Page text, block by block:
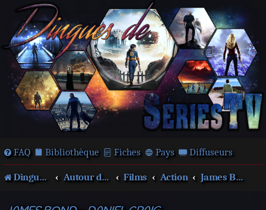
FAQ Bibliothèque Fiches Pays Diffuseurs
Dingues de séries télé ! Autour des films et séries Films Action James Bond